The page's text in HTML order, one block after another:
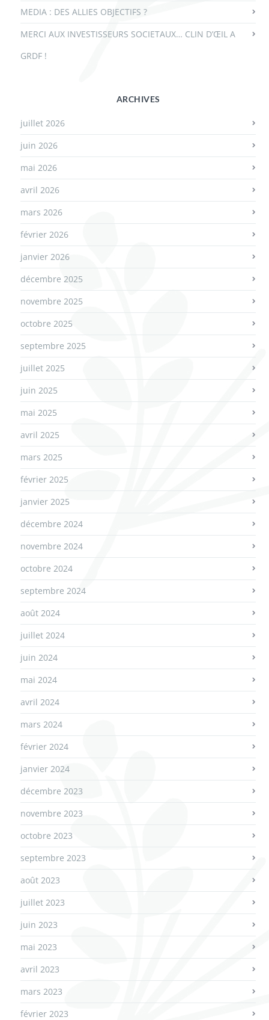
MEDIA : DES ALLIES OBJECTIFS ?
MERCI AUX INVESTISSEURS SOCIETAUX… CLIN D’ŒIL A
GRDF !
ARCHIVES
juillet 2026
juin 2026
mai 2026
avril 2026
mars 2026
février 2026
janvier 2026
décembre 2025
novembre 2025
octobre 2025
septembre 2025
juillet 2025
juin 2025
mai 2025
avril 2025
mars 2025
février 2025
janvier 2025
décembre 2024
novembre 2024
octobre 2024
septembre 2024
août 2024
juillet 2024
juin 2024
mai 2024
avril 2024
mars 2024
février 2024
janvier 2024
décembre 2023
novembre 2023
octobre 2023
septembre 2023
août 2023
juillet 2023
juin 2023
mai 2023
avril 2023
mars 2023
février 2023